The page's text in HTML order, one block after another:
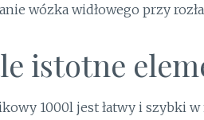
wózka widłowego przy
istotne
1000l jest łatwy i szybki w